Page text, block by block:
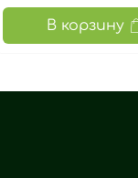
В корзину